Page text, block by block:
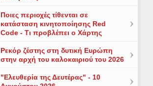
Ποιες περιοχές τίθενται σε
κατάσταση κινητοποίησης Red
Code - Τι προβλέπει ο Χάρτης
Ρεκόρ ζέστης στη δυτική Ευρώπη
στην αρχή του καλοκαιριού του 2026
"Ελευθερία της Δευτέρας" - 10